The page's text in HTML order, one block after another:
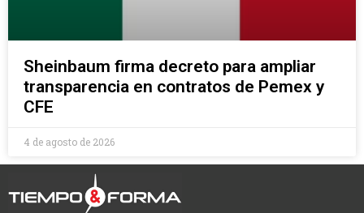
Sheinbaum firma decreto para ampliar
transparencia en contratos de Pemex y
CFE
4 de agosto de 2026